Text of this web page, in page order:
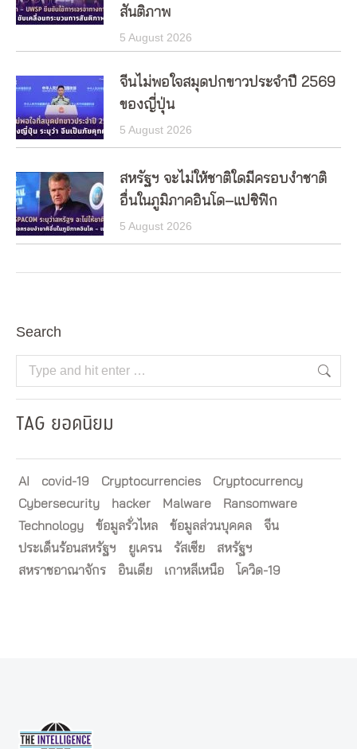
สันติภาพ
5 August 2026
จีนไม่พอใจสมุดปกขาวประจำปี 2569
ของญี่ปุ่น
5 August 2026
สหรัฐฯ จะไม่ให้ชาติใดมีครอบงำชาติ
อื่นในภูมิภาคอินโด–แปซิฟิก
5 August 2026
Search
Search:
TAG ยอดนิยม
AI covid-19 Cryptocurrencies
Cryptocurrency
Cybersecurity
hacker Malware
Ransomware
Technology
ข้อมูลรั่วไหล ข้อมูลส่วนบุคคล
จีน
ประเด็นร้อนสหรัฐฯ
ยูเครน รัสเซีย
สหรัฐฯ
สหราชอาณาจักร
อินเดีย เกาหลีเหนือ โควิด-19